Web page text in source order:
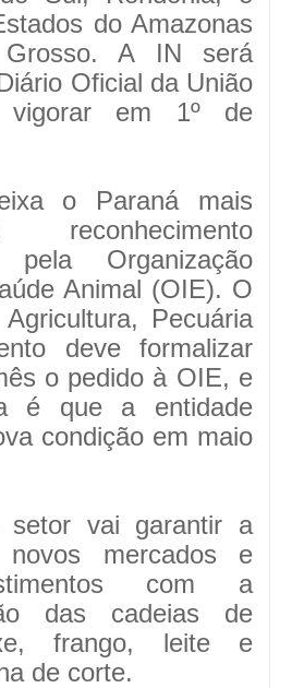
do Amazonas
A IN será
Oficial da União
em 1º de
o Paraná mais
pela Organização
Animal (OIE). O
Pecuária
deve formalizar
o pedido à OIE, e
é que a entidade
condição em maio
vai garantir a
mercados e
com a
das cadeias de
frango, leite e
de corte.